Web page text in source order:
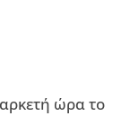
αρκετή ώρα το